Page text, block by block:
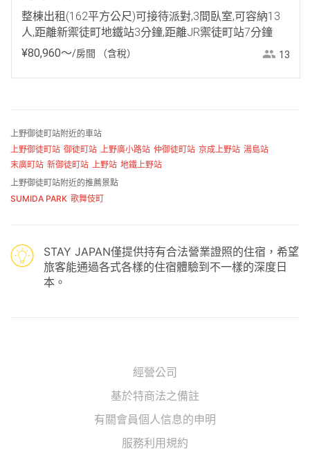
整棟出租(162平方公尺)可接待派對,3間臥室,可容納13
人,距離新禦徒町地鐵站3分鐘,距離JR禦徒町站7分鐘
¥80,960〜/房間 （含稅） 13
上野御徒町站附近的車站
上野御徒町站 御徒町站 上野廣小路站 仲御徒町站 京成上野站 湯島站
末廣町站 新御徒町站 上野站 地鐵上野站
上野御徒町站附近的推薦景點
SUMIDA PARK 歌舞伎町
STAY JAPAN僅提供持有合法營業證照的住宿，希望
旅客能通過各式各樣的住宿體驗到不一樣的深度日
本。
經營公司
基於特商法之備註
有關會員個人信息的申明
服務利用規約